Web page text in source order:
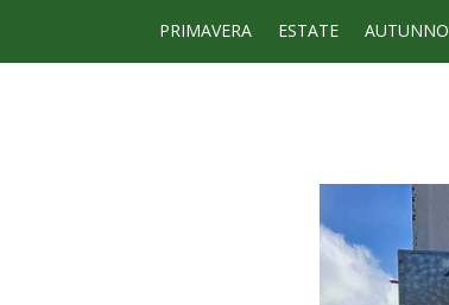
PRIMAVERA ESTATE AUTUNNO